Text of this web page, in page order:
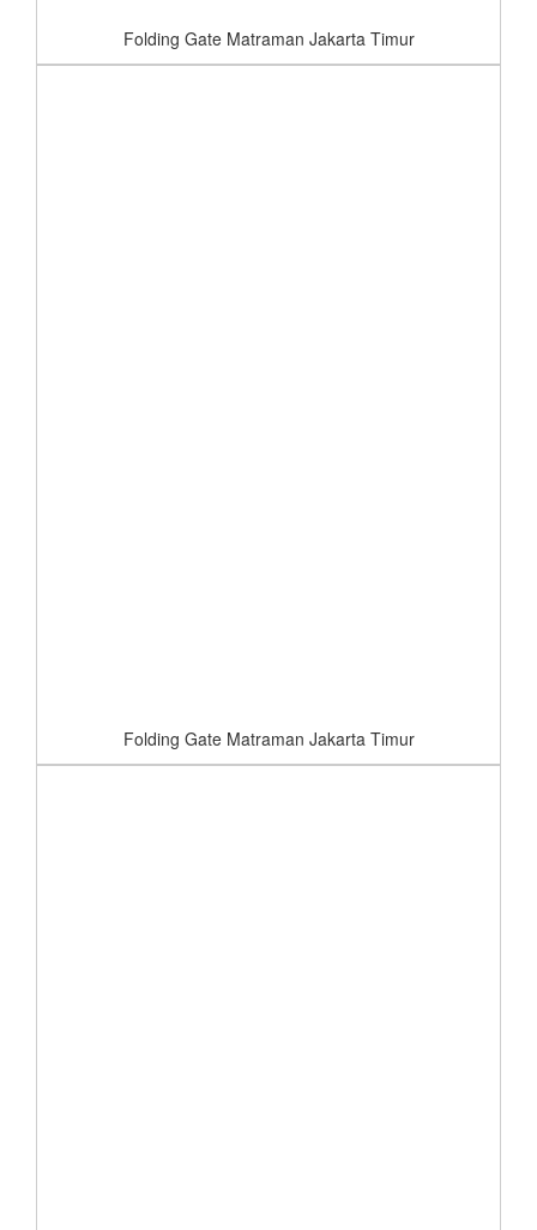
Folding Gate Matraman Jakarta Timur
Folding Gate Matraman Jakarta Timur